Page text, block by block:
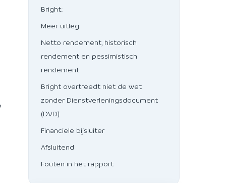
Bright:
Meer uitleg
Netto rendement, historisch
rendement en pessimistisch
rendement
Bright overtreedt niet de wet
zonder Dienstverleningsdocument
(DVD)
Financiele bijsluiter
Afsluitend
Fouten in het rapport